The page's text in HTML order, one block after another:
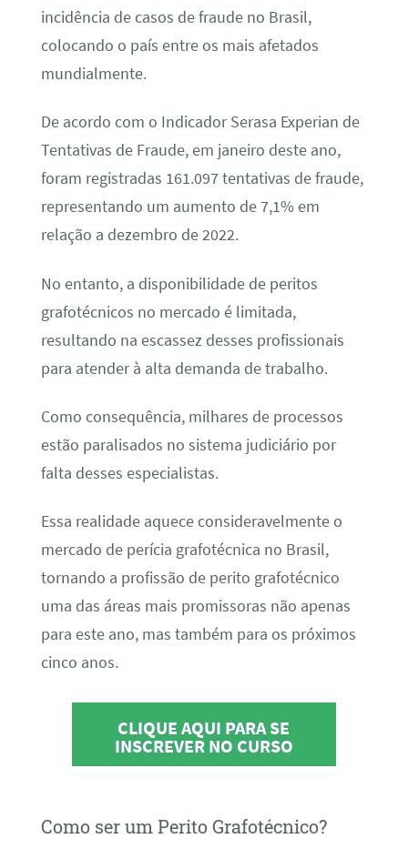
incidência de casos de fraude no Brasil,
colocando o país entre os mais afetados
mundialmente.
De acordo com o Indicador Serasa Experian de
Tentativas de Fraude, em janeiro deste ano,
foram registradas 161.097 tentativas de fraude,
representando um aumento de 7,1% em
relação a dezembro de 2022.
No entanto, a disponibilidade de peritos
grafotécnicos no mercado é limitada,
resultando na escassez desses profissionais
para atender à alta demanda de trabalho.
Como consequência, milhares de processos
estão paralisados no sistema judiciário por
falta desses especialistas.
Essa realidade aquece consideravelmente o
mercado de perícia grafotécnica no Brasil,
tornando a profissão de perito grafotécnico
uma das áreas mais promissoras não apenas
para este ano, mas também para os próximos
cinco anos.
CLIQUE AQUI PARA SE
INSCREVER NO CURSO
Como ser um Perito Grafotécnico?